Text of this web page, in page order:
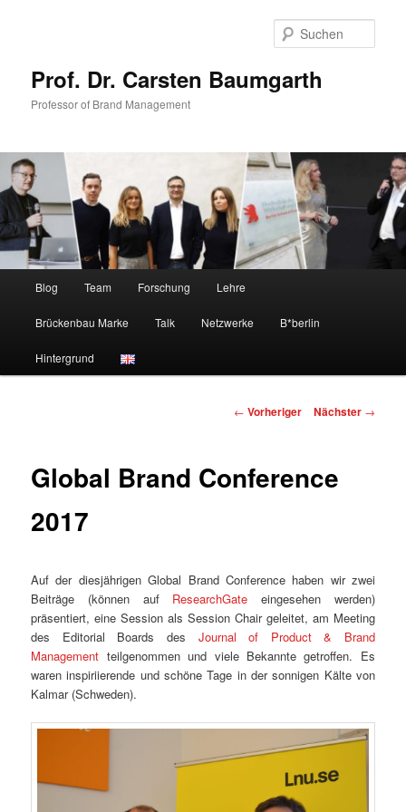
Prof. Dr. Carsten Baumgarth
Professor of Brand Management
Blog Team Forschung Lehre
Brückenbau Marke Talk Netzwerke B*berlin
Hintergrund
Beitragsnavigation
← Vorheriger Nächster →
Global Brand Conference
2017
Auf der diesjährigen Global Brand Conference haben wir zwei
Beiträge (können auf ResearchGate eingesehen werden)
präsentiert, eine Session als Session Chair geleitet, am Meeting
des Editorial Boards des Journal of Product & Brand
Management teilgenommen und viele Bekannte getroffen. Es
waren inspiriierende und schöne Tage in der sonnigen Kälte von
Kalmar (Schweden).